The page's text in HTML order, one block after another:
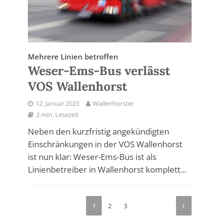
Mehrere Linien betroffen
Weser-Ems-Bus verlässt
VOS Wallenhorst
12. Januar 2023
Wallenhorster
2 min. Lesezeit
Neben den kurzfristig angekündigten
Einschränkungen in der VOS Wallenhorst
ist nun klar: Weser-Ems-Bus ist als
Linienbetreiber in Wallenhorst komplett...
1 2 3